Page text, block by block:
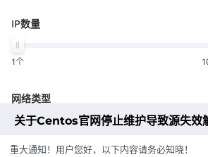
IP数量
1个
网络类型
经典网络
关于Centos官网停止维护导致源失效
重大通知！用户您好，以下内容请务必知晓！